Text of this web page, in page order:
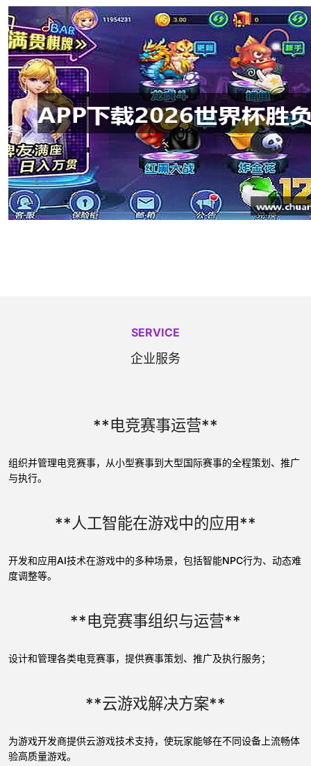
SERVICE
企业服务
**电竞赛事运营**
组织并管理电竞赛事，从小型赛事到大型国际赛事的全程策划、推广
与执行。
**人工智能在游戏中的应用**
开发和应用AI技术在游戏中的多种场景，包括智能NPC行为、动态难
度调整等。
**电竞赛事组织与运营**
设计和管理各类电竞赛事，提供赛事策划、推广及执行服务；
**云游戏解决方案**
为游戏开发商提供云游戏技术支持，使玩家能够在不同设备上流畅体
验高质量游戏。